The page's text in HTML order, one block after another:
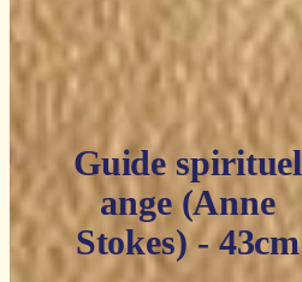
Guide spirituel
ange (Anne
Stokes) - 43cm